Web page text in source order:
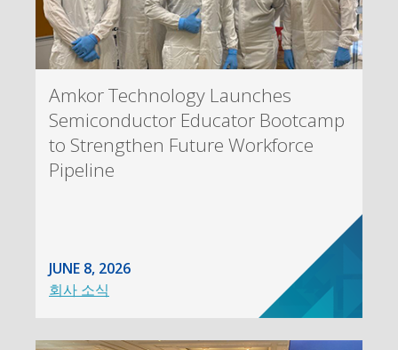
Amkor Technology Launches
Semiconductor Educator Bootcamp
to Strengthen Future Workforce
Pipeline
JUNE 8, 2026
회사 소식